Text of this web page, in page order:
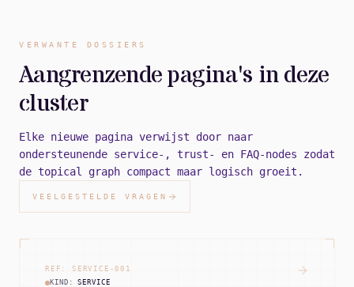
VERWANTE DOSSIERS
Aangrenzende pagina's in deze
cluster
Elke nieuwe pagina verwijst door naar
ondersteunende service-, trust- en FAQ-nodes zodat
de topical graph compact maar logisch groeit.
VEELGESTELDE VRAGEN
REF: SERVICE -001
KIND:SERVICE